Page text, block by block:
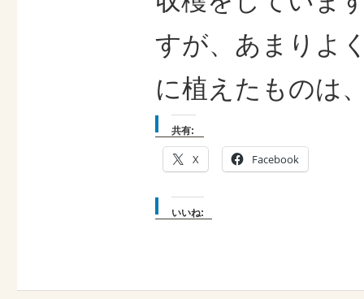
すが、あまりよ
に植えたものは
共有:
X Facebook
いいね: